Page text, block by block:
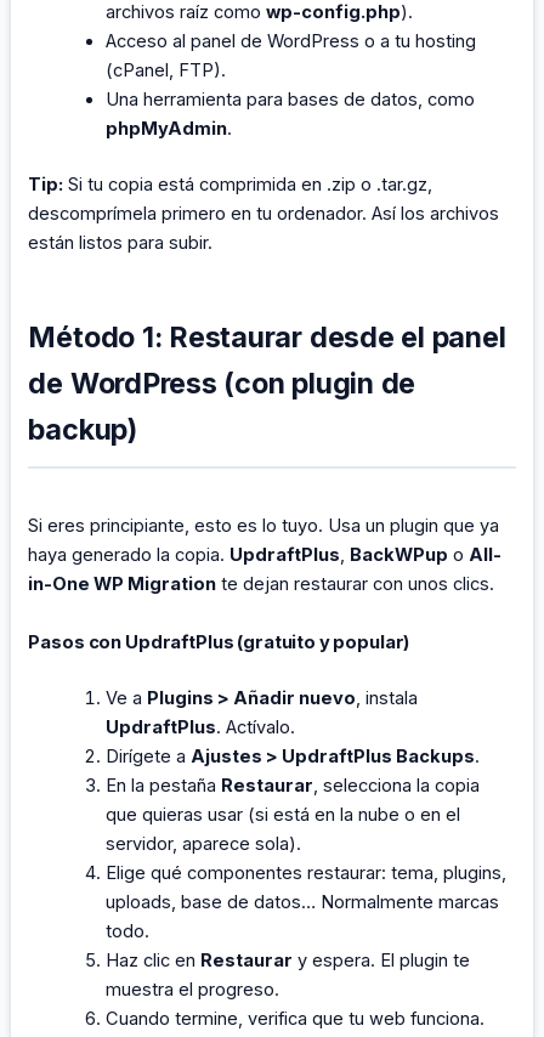
archivos raíz comowp-config.php).
Acceso al panel de WordPress o a tu hosting
(cPanel, FTP).
Una herramienta para bases de datos, como
phpMyAdmin.
Tip: Si tu copia está comprimida en .zip o .tar.gz,
descomprímela primero en tu ordenador. Así los archivos
están listos para subir.
Método 1: Restaurar desde el panel
de WordPress (con plugin de
backup)
Si eres principiante, esto es lo tuyo. Usa un plugin que ya
haya generado la copia. UpdraftPlus, BackWPup oAll-
in-One WP Migration te dejan restaurar con unos clics.
Pasos con UpdraftPlus (gratuito y popular)
Ve a Plugins > Añadir nuevo, instala
UpdraftPlus. Actívalo.
Dirígete aAjustes > UpdraftPlus Backups.
En la pestaña Restaurar, selecciona la copia
que quieras usar (si está en la nube o en el
servidor, aparece sola).
Elige qué componentes restaurar: tema, plugins,
uploads, base de datos… Normalmente marcas
todo.
Haz clic en Restaurar y espera. El plugin te
muestra el progreso.
Cuando termine, verifica que tu web funciona.